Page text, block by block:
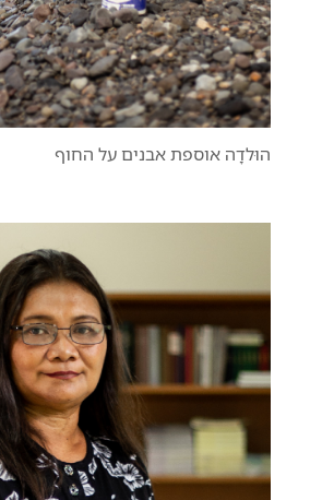
הוּלדָה אוספת אבנים על החוף